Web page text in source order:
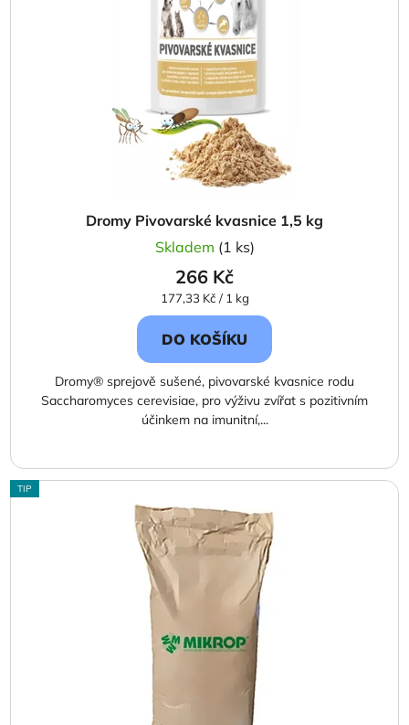
Dromy Pivovarské kvasnice 1,5 kg
Skladem (1 ks)
266 Kč
Měrná
cena:
177,33 Kč / 1 kg
DO KOŠÍKU
Dromy® sprejově sušené, pivovarské kvasnice rodu
Saccharomyces cerevisiae, pro výživu zvířat s pozitivním
účinkem na imunitní,...
TIP